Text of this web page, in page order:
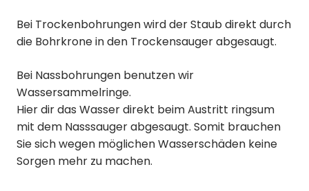
Bei Trockenbohrungen wird der Staub direkt durch
die Bohrkrone in den Trockensauger abgesaugt.
Bei Nassbohrungen benutzen wir
Wassersammelringe.
Hier dir das Wasser direkt beim Austritt ringsum
mit dem Nasssauger abgesaugt. Somit brauchen
Sie sich wegen möglichen Wasserschäden keine
Sorgen mehr zu machen.